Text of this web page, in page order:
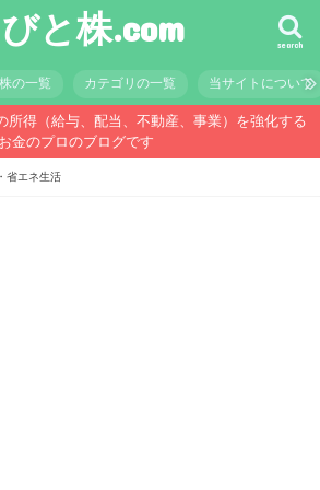
と株.com search
の一覧 カテゴリの一覧 当サイトについて
所得（給与、配当、不動産、事業）を強化する
お金のプロのブログです
省エネ生活